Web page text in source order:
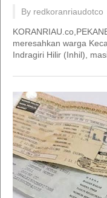
By redkoranriaudotco
meresahkan warga
Indragiri Hilir (Inhil),